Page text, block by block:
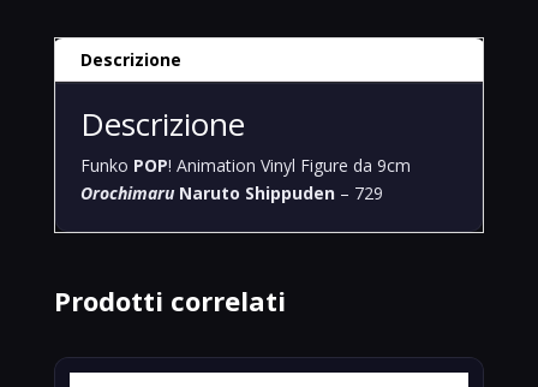
Descrizione
Descrizione
Funko POP! Animation Vinyl Figure da 9cm
Orochimaru Naruto Shippuden– 729
Prodotti correlati